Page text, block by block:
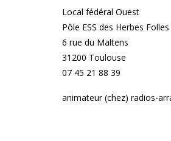
Local fédéral Ouest
Pôle ESS des Herbes Folles
6 rue du Maltens
31200 Toulouse
07 45 21 88 39
animateur (chez) radios-